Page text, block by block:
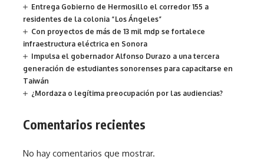
Entrega Gobierno de Hermosillo el corredor 155 a
residentes de la colonia “Los Ángeles”
Con proyectos de más de 13 mil mdp se fortalece
infraestructura eléctrica en Sonora
Impulsa el gobernador Alfonso Durazo a una tercera
generación de estudiantes sonorenses para capacitarse en
Taiwán
¿Mordaza o legítima preocupación por las audiencias?
Comentarios recientes
No hay comentarios que mostrar.